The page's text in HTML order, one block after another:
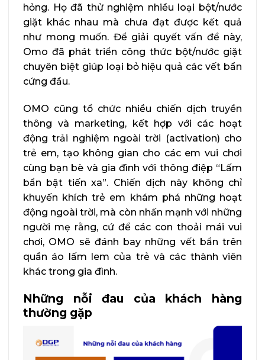
hỏng. Họ đã thử nghiệm nhiều loại bột/nước
giặt khác nhau mà chưa đạt được kết quả
như mong muốn. Để giải quyết vấn đề này,
Omo đã phát triển công thức bột/nước giặt
chuyên biệt giúp loại bỏ hiệu quả các vết bẩn
cứng đầu.
OMO cũng tổ chức nhiều chiến dịch truyền
thông và marketing, kết hợp với các hoạt
động trải nghiệm ngoài trời (activation) cho
trẻ em, tạo không gian cho các em vui chơi
cùng bạn bè và gia đình với thông điệp “Lấm
bẩn bật tiến xa”. Chiến dịch này không chỉ
khuyến khích trẻ em khám phá những hoạt
động ngoài trời, mà còn nhấn mạnh với những
người mẹ rằng, cứ để các con thoải mái vui
chơi, OMO sẽ đánh bay những vết bẩn trên
quần áo lấm lem của trẻ và các thành viên
khác trong gia đình.
Những nỗi đau của khách hàng
thường gặp